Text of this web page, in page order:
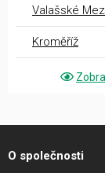
Valašské
Kroměříž
O společnosti